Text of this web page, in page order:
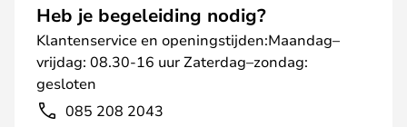
Heb je begeleiding nodig?
Klantenservice en openingstijden:Maandag–
vrijdag: 08.30-16 uur Zaterdag–zondag:
gesloten
085 208 2043